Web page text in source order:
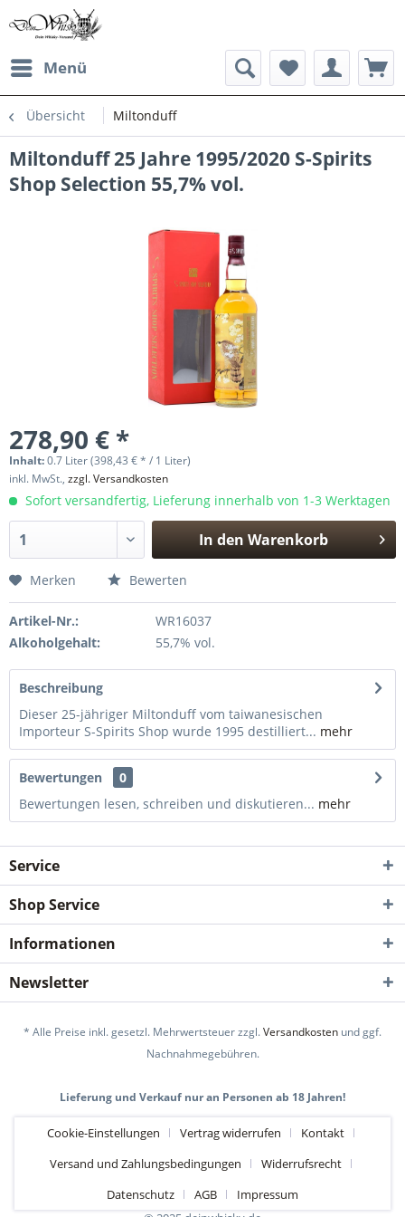
Menü
Übersicht Miltonduff
Miltonduff 25 Jahre 1995/2020 S-Spirits
Shop Selection 55,7% vol.
278,90 € *
Inhalt:0.7 Liter (398,43 € * / 1 Liter)
inkl. MwSt., zzgl. Versandkosten
Sofort versandfertig, Lieferung innerhalb von 1-3 Werktagen
In den Warenkorb
Merken Bewerten
Artikel-Nr.:
WR16037
Alkoholgehalt:
55,7% vol.
Beschreibung
Dieser 25-jähriger Miltonduff vom taiwanesischen
Importeur S-Spirits Shop wurde 1995 destilliert... mehr
Bewertungen
0
Bewertungen lesen, schreiben und diskutieren... mehr
Service
Shop Service
Informationen
Newsletter
* Alle Preise inkl. gesetzl. Mehrwertsteuer zzgl.Versandkosten und ggf.
Nachnahmegebühren.
Lieferung und Verkauf nur an Personen ab 18 Jahren!
Cookie-Einstellungen Vertrag widerrufen
Kontakt
Versand und Zahlungsbedingungen
Widerrufsrecht
Datenschutz
AGB
Impressum